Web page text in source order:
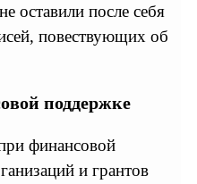
оставили после себя
повествующих об
поддержке
финансовой
и грантов